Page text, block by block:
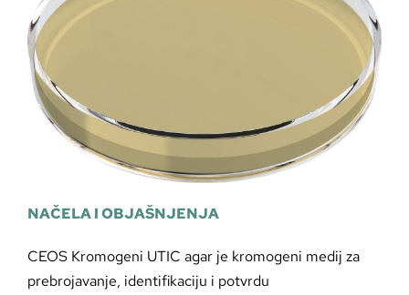
NAČELA I OBJAŠNJENJA
CEOS Kromogeni UTIC agar je kromogeni medij za
prebrojavanje, identifikaciju i potvrdu